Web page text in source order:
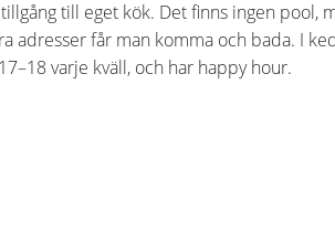
till eget kök. Det finns ingen pool,
får man komma och bada. I
varje kväll, och har happy hour.